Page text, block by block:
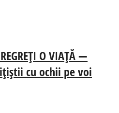
O VIAȚĂ —
cu ochii pe voi